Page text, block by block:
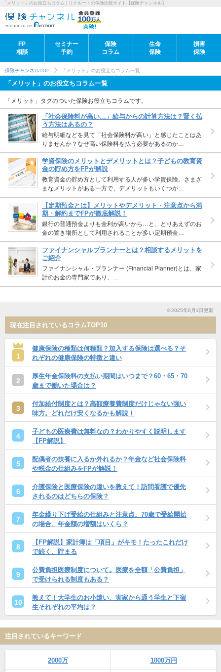
「メリット」のお役立ちコラム | リクルートの保険比較サイト【保険チャンネル】
FP
相談
セミナー
予約
保険
コラム
生命
保険
損害
保険
保険チャンネルTOP 「メリット」のお役立ちコラム一覧
「メリット」のお役立ちコラム一覧
「メリット」タグのついた保険お役立ちコラムです。
「社会保険料が高い…」給与からの計算方法は？賢く払
う方法はあるの？
給与明細などを見て「社会保険料が高い」と感じたことはあ
りませんか？なぜ高い保険料を払う必要があるのか…
学資保険のメリットとデメリットとは？子どもの教育資
金の貯め方をFPが解説
教育資金の貯め方として利用する人が多い学資保険。さまざ
まなメリットがある一方で、デメリットもいくつか…
【定期預金とは】メリットやデメリット・注意点から満
期・解約までFPが徹底解説！
銀行の普通預金よりも金利が高いから…と、とりあえずのお
金の置き場所として利用されることが多い定期預金…
ファイナンシャルプランナーとは？相談するメリットを
ご紹介
ファイナンシャル・プランナー (Financial Planner)とは、家
計のお金の専門家であり、…
※2025年6月1日更新
現在注目されているコラムTOP10
1
健康保険の種類は何種類？加入する保険は選べる？そ
れぞれの健康保険の特徴と違い
2
厚生年金保険料の支払い期間はいつまで？60・65・70
歳まで働いた場合は？
3
付加給付制度とは？高額療養費制度だけじゃない強い
味方。どれだけ安くなるかも解説！
4
子どもの医療費は無料なの？わかりやすく説明します
【FP解説】
5
配偶者の扶養に入るか外れるか？年金など社会保険料
や税金の仕組みをFPが解説！
6
介護保険と医療保険の違いを教えて！訪問看護で優先
されるのはどちらの保険？
7
年金繰り下げ受給の仕組みと注意点。70歳で受給開始
の場合、年金額の増額はいくら？
8
【FP解説】家計簿は「項目」がキモ！たったこれだけ
で続く、貯まる
9
公費負担医療制度について。医療を全額「公費負担」
で受けられる制度もある？
10
教えて！大学生のお小遣い、実家から通う学生と下宿
生それぞれの平均は？
注目されているキーワード
2000万 1000万円